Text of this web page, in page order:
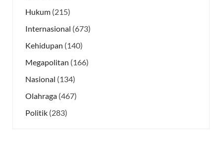
Hukum (215)
Internasional (673)
Kehidupan (140)
Megapolitan (166)
Nasional (134)
Olahraga (467)
Politik (283)